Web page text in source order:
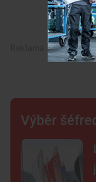
Výběr